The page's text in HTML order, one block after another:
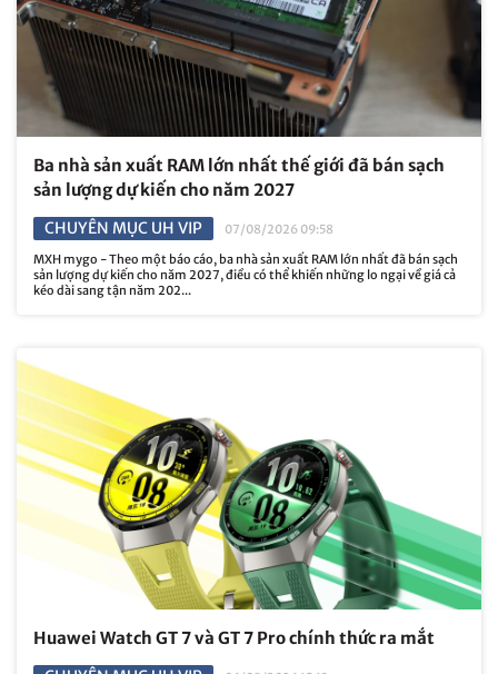
Ba nhà sản xuất RAM lớn nhất thế giới đã bán sạch
sản lượng dự kiến ​​cho năm 2027
CHUYÊN MỤC UH VIP
07/08/2026 09:58
MXH mygo - Theo một báo cáo, ba nhà sản xuất RAM lớn nhất đã bán sạch
sản lượng dự kiến ​​cho năm 2027, điều có thể khiến những lo ngại về giá cả
kéo dài sang tận năm 202...
Huawei Watch GT 7 và GT 7 Pro chính thức ra mắt